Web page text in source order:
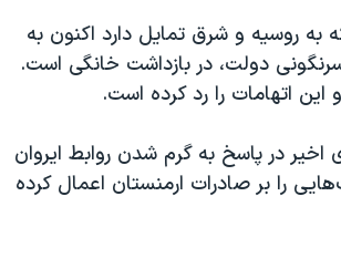
کادر رهبری ایران
۹۸
جایزه نوبل صلح
آمریکا «سی‌پک»
به روسیه و شرق تمایل دارد اکنون به
دولت، در بازداشت خانگی است.
این اتهامات را رد کرده است.
در پاسخ به گرم شدن روابط ایروان
را بر صادرات ارمنستان اعمال کرده